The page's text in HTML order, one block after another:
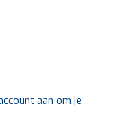
aan om je